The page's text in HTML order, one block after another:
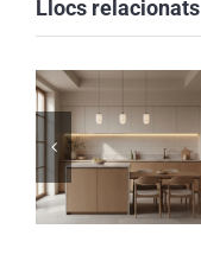
Llocs relacionats